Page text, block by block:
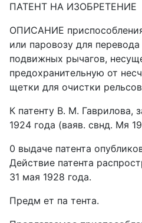
ПАТЕНТ HA ИЗОБРЕТЕНИЕ
ОПИСАНИЕ
или паровозу для
подвижных рычагов,
предохранительную от
щетки для очистки
К патенту В. М. Гаврилова,
1924 года (ваяв. свнд. Мя
0 выдаче патента
Действие патента
31 мая 1928 года.
Предм ет па тента.